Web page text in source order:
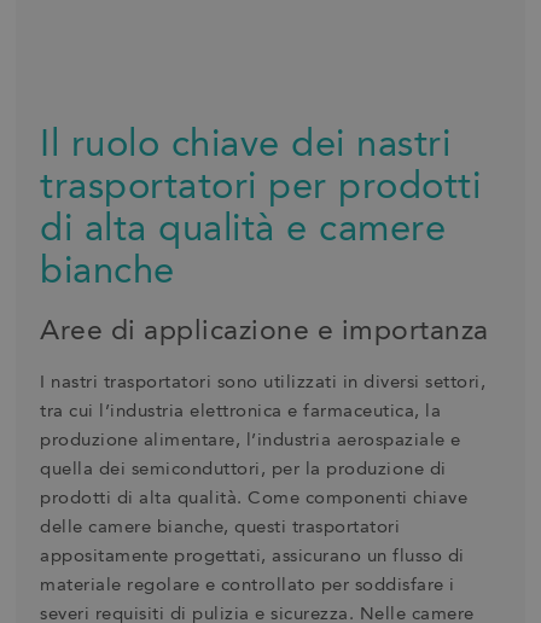
Il ruolo chiave dei nastri
trasportatori per prodotti
di alta qualità e camere
bianche
Aree di applicazione e importanza
I nastri trasportatori sono utilizzati in diversi settori,
tra cui l’industria elettronica e farmaceutica, la
produzione alimentare, l’industria aerospaziale e
quella dei semiconduttori, per la produzione di
prodotti di alta qualità. Come componenti chiave
delle camere bianche, questi trasportatori
appositamente progettati, assicurano un flusso di
materiale regolare e controllato per soddisfare i
severi requisiti di pulizia e sicurezza. Nelle camere